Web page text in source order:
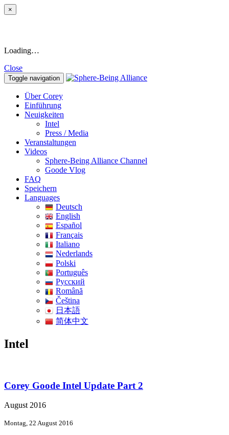
×
Loading…
Close
Toggle navigation
Über Corey
Einführung
Neuigkeiten
Intel
Press / Media
Veranstaltungen
Videos
Sphere-Being Alliance Channel
Goode Vlog
FAQ
Speichern
Languages
Deutsch
English
Español
Français
Italiano
Nederlands
Polski
Português
Pусский
Română
Čeština
日本語
简体中文
Intel
Corey Goode Intel Update Part 2
August 2016
Montag, 22 August 2016